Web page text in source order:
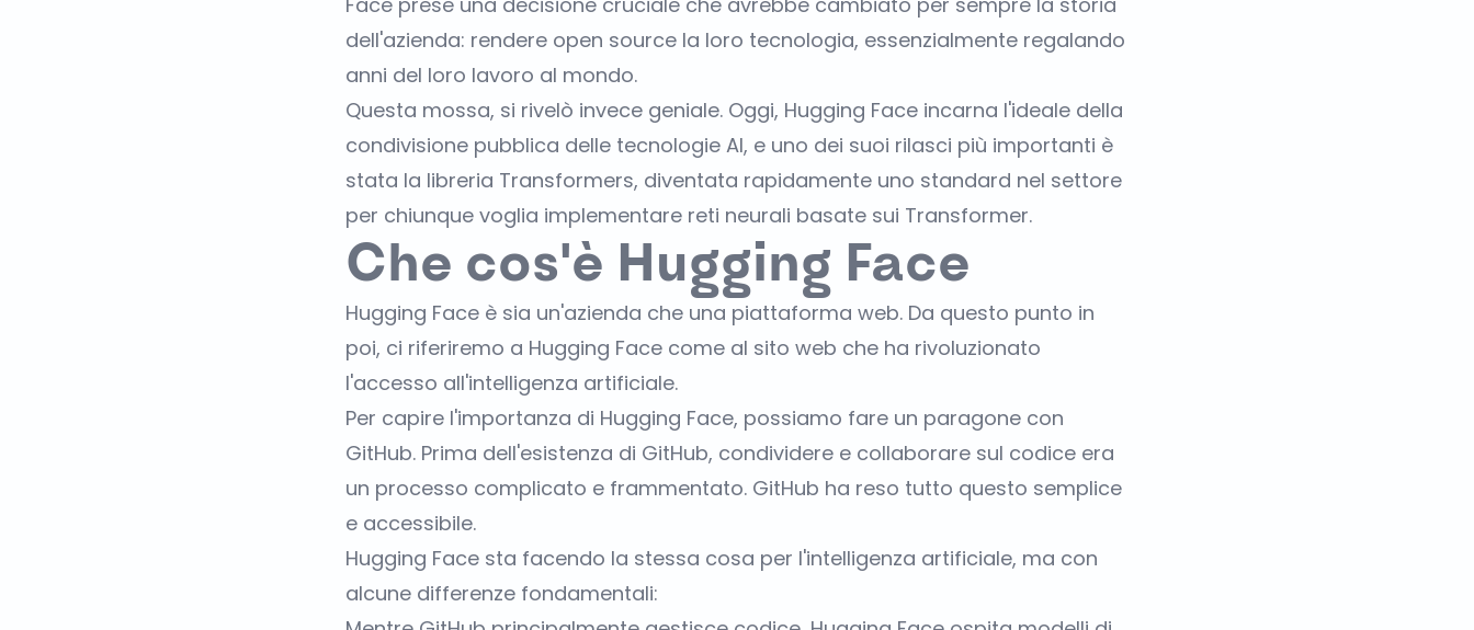
dell'azienda: rendere open source la loro tecnologia, essenzialmente regalando
anni del loro lavoro al mondo.
Questa mossa, si rivelò invece geniale. Oggi, Hugging Face incarna l'ideale della
condivisione pubblica delle tecnologie AI, e uno dei suoi rilasci più importanti è
stata la libreria Transformers, diventata rapidamente uno standard nel settore
per chiunque voglia implementare reti neurali basate sui Transformer.
Che cos'è Hugging Face
Hugging Face è sia un'azienda che una piattaforma web. Da questo punto in
poi, ci riferiremo a Hugging Face come al sito web che ha rivoluzionato
l'accesso all'intelligenza artificiale.
Per capire l'importanza di Hugging Face, possiamo fare un paragone con
GitHub. Prima dell'esistenza di GitHub, condividere e collaborare sul codice era
un processo complicato e frammentato. GitHub ha reso tutto questo semplice
e accessibile.
Hugging Face sta facendo la stessa cosa per l'intelligenza artificiale, ma con
alcune differenze fondamentali: